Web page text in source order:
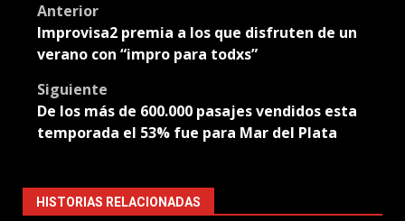
Post
navigation
Anterior
Improvisa2 premia a los que disfruten de un
verano con “impro para todxs”
Siguiente
De los más de 600.000 pasajes vendidos esta
temporada el 53% fue para Mar del Plata
HISTORIAS RELACIONADAS